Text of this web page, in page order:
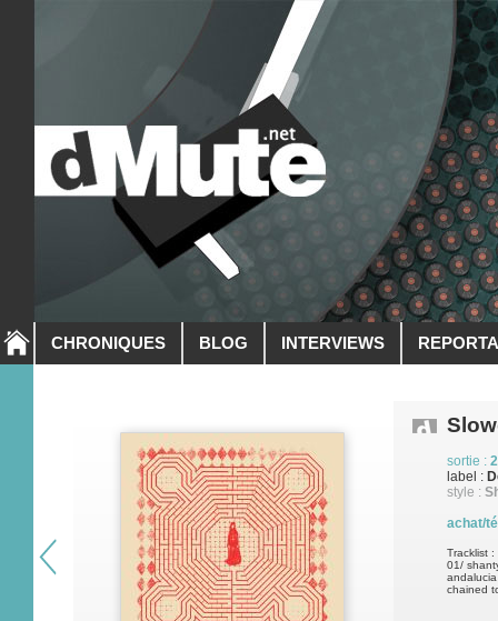
CHRONIQUES BLOG INTERVIEWS
sortie :
label :
style :
achat/
Tracklist :
01/
chained